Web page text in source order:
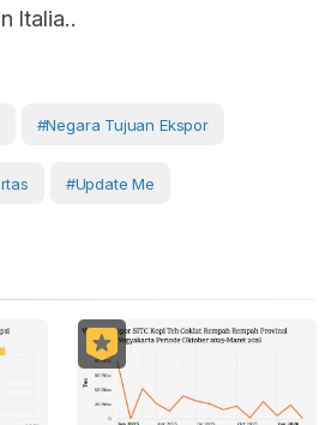
Italia..
#negara Tujuan Ekspor
#Update Me